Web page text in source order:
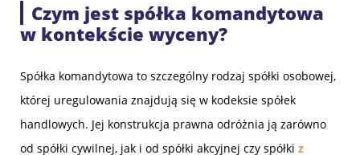
Czym jest spółka komandytowa
w kontekście wyceny?
Spółka komandytowa to szczególny rodzaj spółki osobowej,
której uregulowania znajdują się w kodeksie spółek
handlowych. Jej konstrukcja prawna odróżnia ją zarówno
od spółki cywilnej, jak i od spółki akcyjnej czy spółki z